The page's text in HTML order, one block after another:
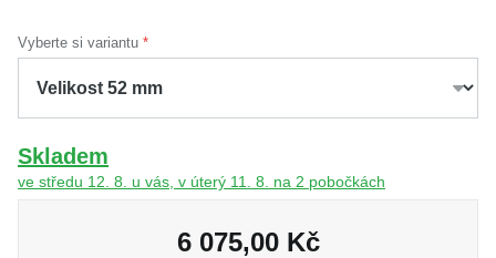
Vyberte si variantu
Skladem
ve středu 12. 8. u vás, v úterý 11. 8. na 2 pobočkách
6 075,00 Kč